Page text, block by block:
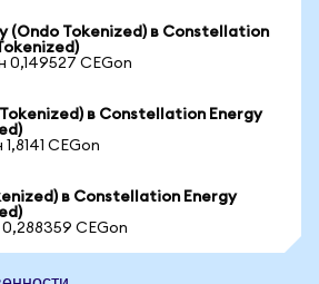
(Ondo Tokenized) в Constellation
0,149527 CEGon
в Constellation Energy
CEGon
в Constellation Energy
CEGon